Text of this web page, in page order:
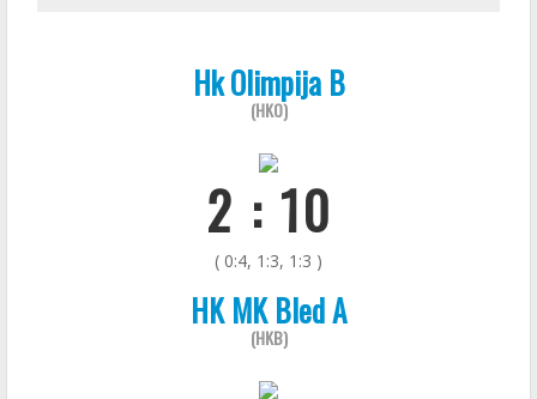
Hk Olimpija B
(HKO)
2 : 10
( 0:4, 1:3, 1:3 )
HK MK Bled A
(HKB)